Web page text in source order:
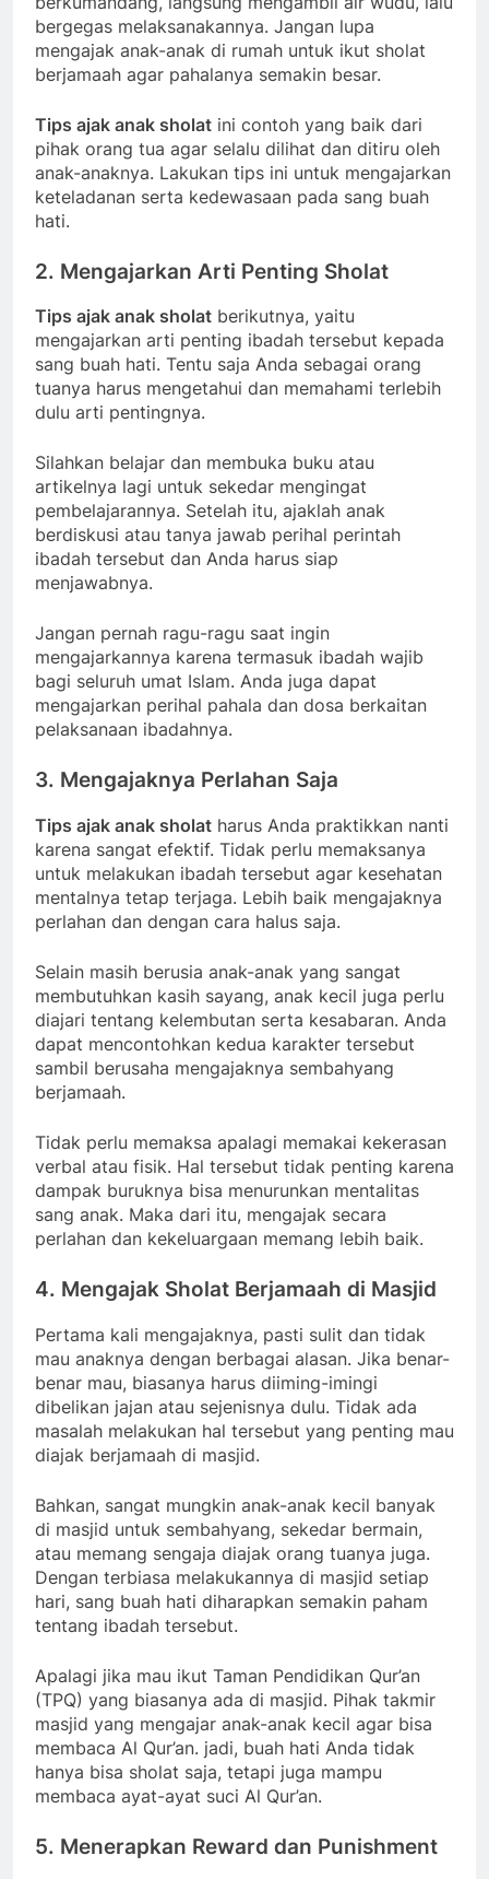
bergegas melaksanakannya. Jangan lupa
mengajak anak-anak di rumah untuk ikut sholat
berjamaah agar pahalanya semakin besar.
Tips ajak anak sholat ini contoh yang baik dari
pihak orang tua agar selalu dilihat dan ditiru oleh
anak-anaknya. Lakukan tips ini untuk mengajarkan
keteladanan serta kedewasaan pada sang buah
hati.
2. Mengajarkan Arti Penting Sholat
Tips ajak anak sholat berikutnya, yaitu
mengajarkan arti penting ibadah tersebut kepada
sang buah hati. Tentu saja Anda sebagai orang
tuanya harus mengetahui dan memahami terlebih
dulu arti pentingnya.
Silahkan belajar dan membuka buku atau
artikelnya lagi untuk sekedar mengingat
pembelajarannya. Setelah itu, ajaklah anak
berdiskusi atau tanya jawab perihal perintah
ibadah tersebut dan Anda harus siap
menjawabnya.
Jangan pernah ragu-ragu saat ingin
mengajarkannya karena termasuk ibadah wajib
bagi seluruh umat Islam. Anda juga dapat
mengajarkan perihal pahala dan dosa berkaitan
pelaksanaan ibadahnya.
3. Mengajaknya Perlahan Saja
Tips ajak anak sholat harus Anda praktikkan nanti
karena sangat efektif. Tidak perlu memaksanya
untuk melakukan ibadah tersebut agar kesehatan
mentalnya tetap terjaga. Lebih baik mengajaknya
perlahan dan dengan cara halus saja.
Selain masih berusia anak-anak yang sangat
membutuhkan kasih sayang, anak kecil juga perlu
diajari tentang kelembutan serta kesabaran. Anda
dapat mencontohkan kedua karakter tersebut
sambil berusaha mengajaknya sembahyang
berjamaah.
Tidak perlu memaksa apalagi memakai kekerasan
verbal atau fisik. Hal tersebut tidak penting karena
dampak buruknya bisa menurunkan mentalitas
sang anak. Maka dari itu, mengajak secara
perlahan dan kekeluargaan memang lebih baik.
4. Mengajak Sholat Berjamaah di Masjid
Pertama kali mengajaknya, pasti sulit dan tidak
mau anaknya dengan berbagai alasan. Jika benar-
benar mau, biasanya harus diiming-imingi
dibelikan jajan atau sejenisnya dulu. Tidak ada
masalah melakukan hal tersebut yang penting mau
diajak berjamaah di masjid.
Bahkan, sangat mungkin anak-anak kecil banyak
di masjid untuk sembahyang, sekedar bermain,
atau memang sengaja diajak orang tuanya juga.
Dengan terbiasa melakukannya di masjid setiap
hari, sang buah hati diharapkan semakin paham
tentang ibadah tersebut.
Apalagi jika mau ikut Taman Pendidikan Qur’an
(TPQ) yang biasanya ada di masjid. Pihak takmir
masjid yang mengajar anak-anak kecil agar bisa
membaca Al Qur’an. jadi, buah hati Anda tidak
hanya bisa sholat saja, tetapi juga mampu
membaca ayat-ayat suci Al Qur’an.
5. Menerapkan Reward dan Punishment